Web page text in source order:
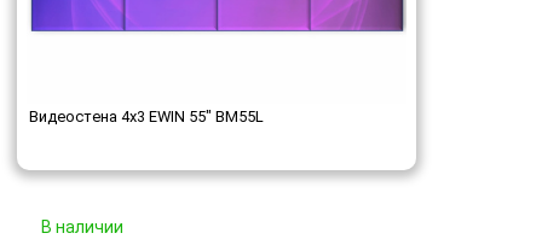
Видеостена 4x3 EWIN 55" BM55L
В наличии